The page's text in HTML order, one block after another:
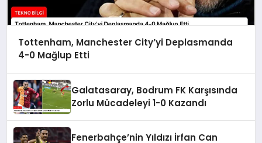
Tottenham, Manchester City’yi Deplasmanda
4-0 Mağlup Etti
Galatasaray, Bodrum FK Karşısında
Zorlu Mücadeleyi 1-0 Kazandı
Fenerbahçe’nin Yıldızı İrfan Can